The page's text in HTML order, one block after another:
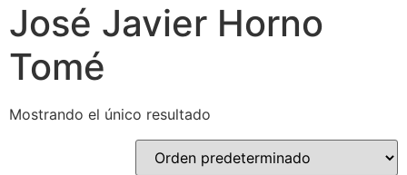
José Javier Horno
Tomé
Mostrando el único resultado